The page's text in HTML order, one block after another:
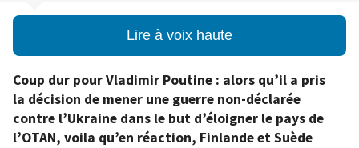
Lire à voix haute
Coup dur pour Vladimir Poutine : alors qu’il a pris
la décision de mener une guerre non-déclarée
contre l’Ukraine dans le but d’éloigner le pays de
l’OTAN, voila qu’en réaction, Finlande et Suède